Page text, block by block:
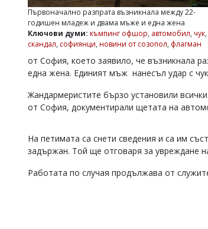
Касабова,
k.kassabova@flagman.bg
Главен
редактор:
office@flagman.bg
Коментарите
въвеждат
читателите
Първоначално разпрата възникнала между 22-
годишен младеж и двама мъже и една жена
Ключови думи: къмпинг офшор, автомобил, чук,
скандал, софиянци, новини от созопол, флагман
от София, което заявило, че възникнала
една жена. Единият мъж нанесъл удар с
Жандармеристите бързо установили
от София, документирали щетата на
На петимата са снети сведения и са им
задържан. Той ще отговаря за увреждане
Работата по случая продължава от